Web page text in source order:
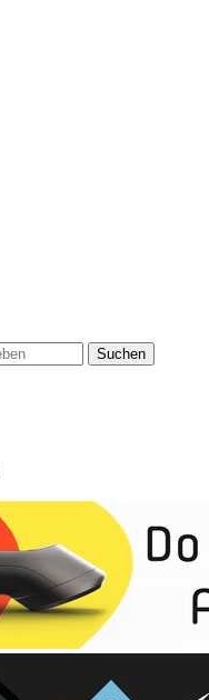
Suchen